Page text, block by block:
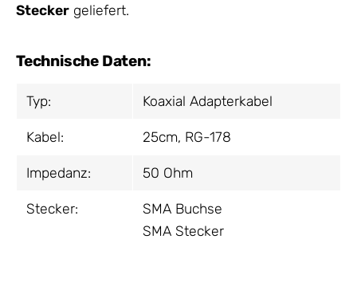
Stecker geliefert.
Technische Daten:
Typ: Koaxial Adapterkabel
Kabel: 25cm, RG-178
Impedanz: 50 Ohm
Stecker:
SMA Buchse
SMA Stecker